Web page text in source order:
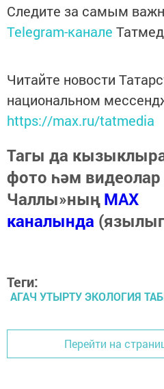
Следите за самым
Telegram-канале
Читайте новости
национальном
https://max.ru/tatmedia
Тагы да
фото һәм
Чаллы»ныңMAX
каналында
Теги:
АГАЧ УТЫРТУ ЭКОЛОГИЯ
Перейти на